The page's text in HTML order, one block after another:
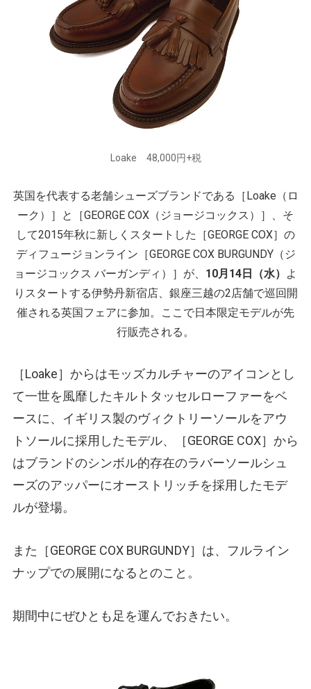
Loake 48,000円+税
英国を代表する老舗シューズブランドである［Loake （ロ
ーク）
］と［GEORGE COX （ジョージコックス）
］、そ
して2015年秋に新しくスタートした［GEORGE COX］の
ディフュージョンライン［GEORGE COX BURGUNDY（ジ
ョージコックス バーガンディ）
］が、 10月14日（水） よ
りスタートする伊勢丹新宿店、銀座三越の2店舗で巡回開
催される英国フェアに参加。ここで日本限定モデルが先
行販売される。
［Loake］からはモッズカルチャーのアイコンとし
て一世を風靡したキルトタッセルローファーをベ
ースに、イギリス製のヴィクトリーソールをアウ
トソールに採用したモデル、［GEORGE COX］から
はブランドのシンボル的存在のラバーソールシュ
ーズのアッパーにオーストリッチを採用したモデ
ルが登場。
また［GEORGE COX BURGUNDY］は、フルライン
ナップでの展開になるとのこと。
期間中にぜひとも足を運んでおきたい。